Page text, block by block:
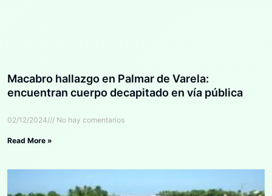
Macabro hallazgo en Palmar de Varela:
encuentran cuerpo decapitado en vía pública
02/12/2024 No hay comentarios
Read More »